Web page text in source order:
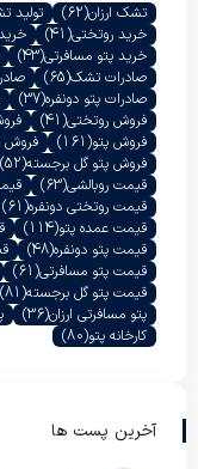
تشک ارزان(62) تولید
خرید روتختی(41)
خرید پتو مسافرتی(43)
صادرات تشک(65)
صادرات پتو دونفره(37)
فروش روتختی(41)
فروش پتو(161) فروش
فروش پتو گل برجسته(52)
قیمت روبالشی(63)
قیمت روتختی دونفره(61)
قیمت عمده پتو(114)
قیمت پتو دونفره(48)
قیمت پتو مسافرتی(61)
قیمت پتو گل برجسته(81)
پتو مسافرتی ارزان(36)
کارخانه پتو(80)
آخرین پست ها